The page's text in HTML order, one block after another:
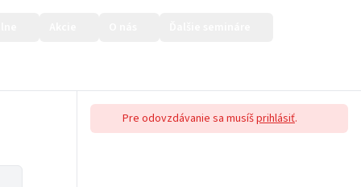
Pre odovzdávanie sa musíšprihlásiť.